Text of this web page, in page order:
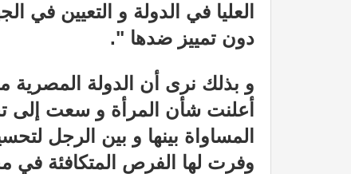
العليا في الدولة و التعيين في
دون تمييز ضدها ".
و بذلك نرى أن الدولة المصرية
أعلنت شأن المرأة و سعت إلى
المساواة بينها و بين الرجل
وفرت لها الفرص المتكافئة في